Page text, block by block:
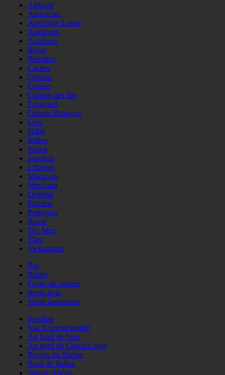
Africain
Américain
Amérique Latine
Arménien
Asiatique
Belge
Brésilien
Cacher
Chinois
Coréen
Cuisine des Iles
Espagnol
Grande Bretagne
Grec
Halal
Indien
Italien
Japonais
Libanais
Marocain
Mexicain
Oriental
Pizzéria
Portugais
Russe
Tex Mex
Thaï
Vietnamien
Bio
Buffet
Cours de cuisine
Resto àvin
Vente àemporter
Rooftop
Vue Exceptionnelle
Au bord de l'eau
Au bord du Grand Large
Berges du Rhône
Bord de Saône
Nature détente